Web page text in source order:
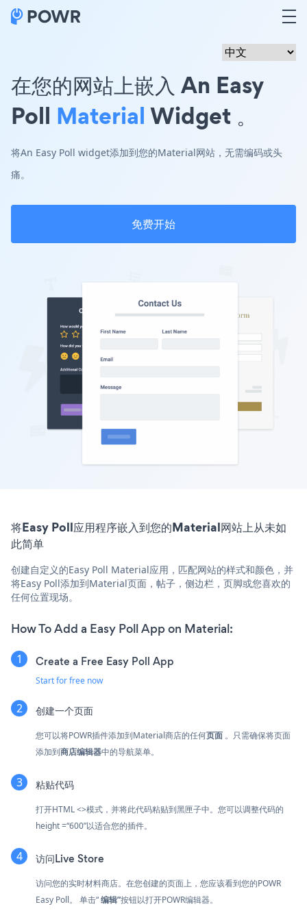
在您的网站上嵌入 An Easy
Poll MaterialWidget 。
将An Easy Poll widget添加到您的Material网站，无需编码或头
痛。
免费开始
将Easy Poll应用程序嵌入到您的Material网站上从未如
此简单
创建自定义的Easy Poll Material应用，匹配网站的样式和颜色，并
将Easy Poll添加到Material页面，帖子，侧边栏，页脚或您喜欢的
任何位置现场。
How To Add a Easy Poll App on Material:
Create a Free Easy Poll App
Start for free now
创建一个页面
您可以将POWR插件添加到Material商店的任何页面 。只需确保将页面
添加到商店编辑器中的导航菜单。
粘贴代码
打开HTML <>模式，并将此代码粘贴到黑匣子中。您可以调整代码的
height =“600”以适合您的插件。
访问Live Store
访问您的实时材料商店。在您创建的页面上，您应该看到您的POWR
Easy Poll。 单击“编辑”按钮以打开POWR编辑器。